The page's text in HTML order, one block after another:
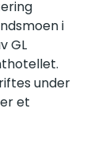
i
GL
under
et